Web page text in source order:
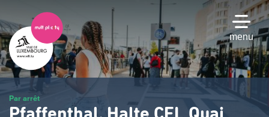
au
contenu
principal
menu
Par arrêt